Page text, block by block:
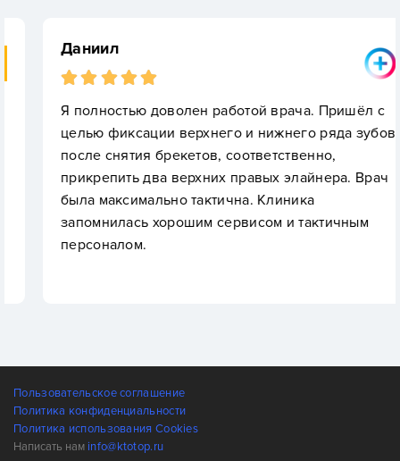
Даниил
Я полностью доволен работой врача. Пришёл с
целью фиксации верхнего и нижнего ряда зубов
после снятия брекетов, соответственно,
прикрепить два верхних правых элайнера. Врач
была максимально тактична. Клиника
запомнилась хорошим сервисом и тактичным
персоналом.
Пользовательское соглашение
Политика конфиденциальности
Политика использования Cookies
Написать нам info@ktotop.ru